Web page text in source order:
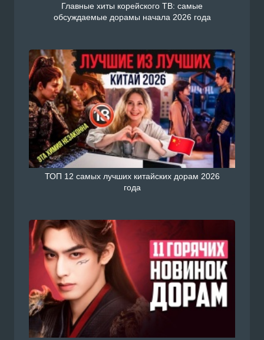
Главные хиты корейского ТВ: самые
обсуждаемые дорамы начала 2026 года
ТОП 12 самых лучших китайских дорам 2026
года